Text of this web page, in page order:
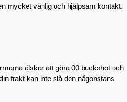
mycket vänlig och hjälpsam kontakt.
älskar att göra 00 buckshot och
frakt kan inte slå den någonstans